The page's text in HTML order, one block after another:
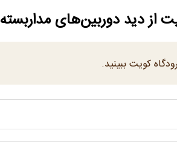
از دید دوربین‌های مداربسته
کویت ببینید.